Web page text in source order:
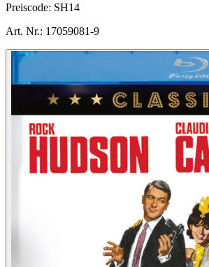
Preiscode: SH14
Art. Nr.: 17059081-9